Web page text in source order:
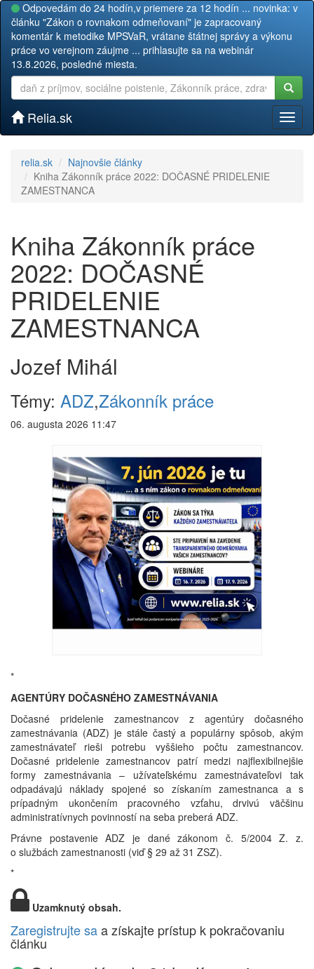
Odpovedám do 24 hodín,v priemere za 12 hodín ... novinka: v
článku "Zákon o rovnakom odmeňovaní" je zapracovaný
komentár k metodike MPSVaR, vrátane štátnej správy a výkonu
práce vo verejnom záujme ... prihlasujte sa na webinár
13.8.2026, posledné miesta.
Relia.sk
relia.sk
Najnovšie články
Kniha Zákonník práce 2022: DOČASNÉ PRIDELENIE
ZAMESTNANCA
Kniha Zákonník práce
2022: DOČASNÉ
PRIDELENIE
ZAMESTNANCA
Jozef Mihál
Témy: ADZ,Zákonník práce
06. augusta 2026 11:47
*
AGENTÚRY DOČASNÉHO ZAMESTNÁVANIA
Dočasné pridelenie zamestnancov z agentúry dočasného
zamestnávania (ADZ) je stále častý a populárny spôsob, akým
zamestnávateľ rieši potrebu vyššieho počtu zamestnancov.
Dočasné pridelenie zamestnancov patrí medzi najflexibilnejšie
formy zamestnávania – užívateľskému zamestnávateľovi tak
odpadávajú náklady spojené so získaním zamestnanca a s
prípadným ukončením pracovného vzťahu, drvivú väčšinu
administratívnych povinností na seba preberá ADZ.
Právne postavenie ADZ je dané zákonom č. 5/2004 Z. z.
o službách zamestnanosti (viď § 29 až 31 ZSZ).
*
Uzamknutý obsah.
Zaregistrujte saa získajte prístup k pokračovaniu
článku